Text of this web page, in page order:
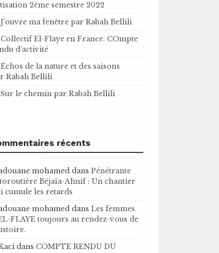
2ème semestre 2022
J’ouvre ma fenêtre par Rabah Bellili
Collectif El-Flaye en France. COmpte
d’activité
Échos de la nature et des saisons
Rabah Bellili
Sur le chemin par Rabah Bellili
récents
mohamed dansPénétrante
Béjaïa-Ahnif : Un chantier
cumule les retards
mohamed dansLes femmes
FLAYE toujours au rendez-vous de
.
dans COMPTE RENDU DU